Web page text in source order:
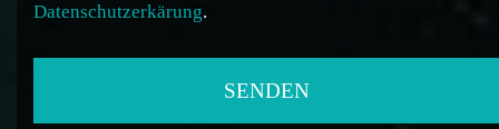
Datenschutzerkärung.